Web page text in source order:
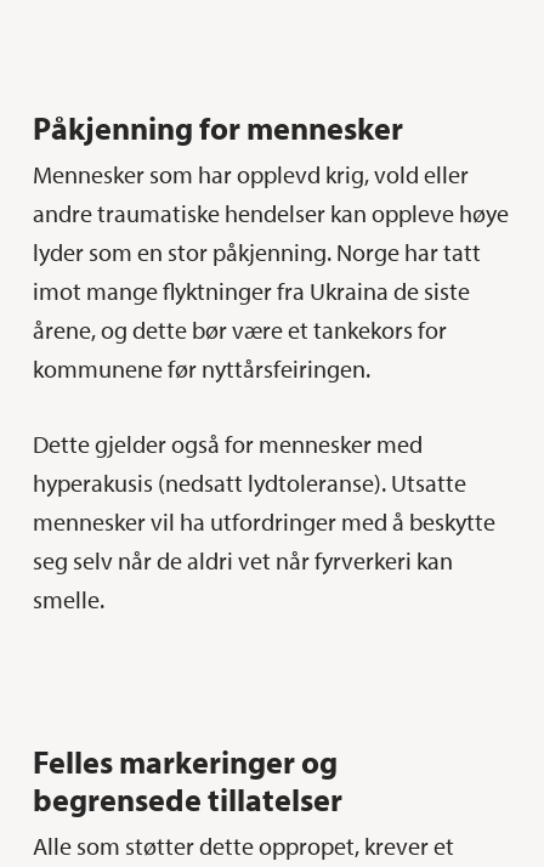
Påkjenning for mennesker
Mennesker som har opplevd krig, vold eller
andre traumatiske hendelser kan oppleve høye
lyder som en stor påkjenning. Norge har tatt
imot mange flyktninger fra Ukraina de siste
årene, og dette bør være et tankekors for
kommunene før nyttårsfeiringen.
Dette gjelder også for mennesker med
hyperakusis (nedsatt lydtoleranse). Utsatte
mennesker vil ha utfordringer med å beskytte
seg selv når de aldri vet når fyrverkeri kan
smelle.
Felles markeringer og
begrensede tillatelser
Alle som støtter dette oppropet, krever et